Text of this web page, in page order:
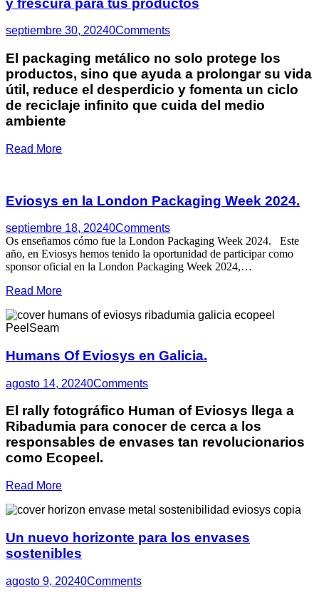
septiembre 30, 20240Comments
El packaging metálico no solo protege los
productos, sino que ayuda a prolongar su vida
útil, reduce el desperdicio y fomenta un ciclo
de reciclaje infinito que cuida del medio
ambiente
Read More
Eviosys en la London Packaging Week 2024.
septiembre 18, 20240Comments
Os enseñamos cómo fue la London Packaging Week 2024. Este
año, en Eviosys hemos tenido la oportunidad de participar como
sponsor oficial en la London Packaging Week 2024,…
Read More
Humans Of Eviosys en Galicia.
agosto 14, 20240Comments
El rally fotográfico Human of Eviosys llega a
Ribadumia para conocer de cerca a los
responsables de envases tan revolucionarios
como Ecopeel.
Read More
Un nuevo horizonte para los envases
sostenibles
agosto 9, 20240Comments